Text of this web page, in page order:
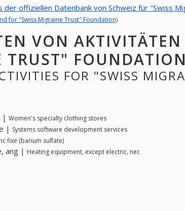
der offiziellen Datenbank von Schweiz für "Swiss
for "Swiss Migraine Trust" Foundation)
VON AKTIVITÄTEN
TRUST" FOUNDATION
FOR "SWISS
| Women's specialty clothing stores
| Systems software development services
fixe (barium sulfate)
ang | Heating equipment, except electric, nec